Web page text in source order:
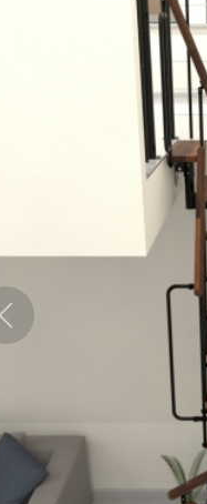
Vorige